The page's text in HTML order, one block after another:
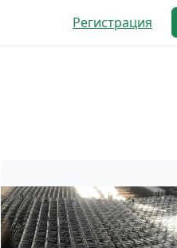
Регистрация